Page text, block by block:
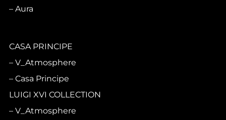
Aura
CASA PRINCIPE
V_Atmosphere
Casa Principe
LUIGI XVI COLLECTION
V_Atmosphere